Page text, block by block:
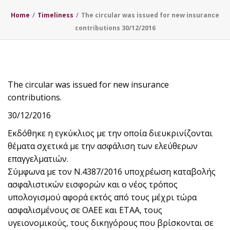
Home / Timeliness / The circular was issued for new insurance
contributions 30/12/2016
The circular was issued for new insurance
contributions.
30/12/2016
Εκδόθηκε η εγκύκλιος με την οποία διευκρινίζονται
θέματα σχετικά με την ασφάλιση των ελεύθερων
επαγγελματιών.
Σύμφωνα με τον Ν.4387/2016 υποχρέωση καταβολής
ασφαλιστικών εισφορών και ο νέος τρόπος
υπολογισμού αφορά εκτός από τους μέχρι τώρα
ασφαλισμένους σε ΟΑΕΕ και ΕΤΑΑ, τους
υγειονομικούς, τους δικηγόρους που βρίσκονται σε